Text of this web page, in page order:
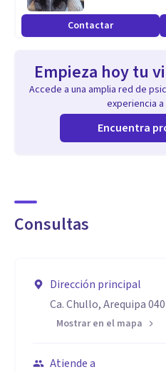
☑️Terapias Crisis Pareja
☑️Terapias Rutina Pareja
☑️Terapias Infidelidades Pareja
☑️Terapias Separación Pareja
✅TRATAMIENTOS
☑️Psicología Infantil
☑️Trastornos Del Sueño Infantil
✅TERAPIA DE APRENDIZAJE
Contactar
Empieza hoy tu
Accede a una amplia red de
experiencia
Encuentra
Consultas
Dirección principal
Ca. Chullo, Arequipa
Mostrar en el mapa
Atiende a